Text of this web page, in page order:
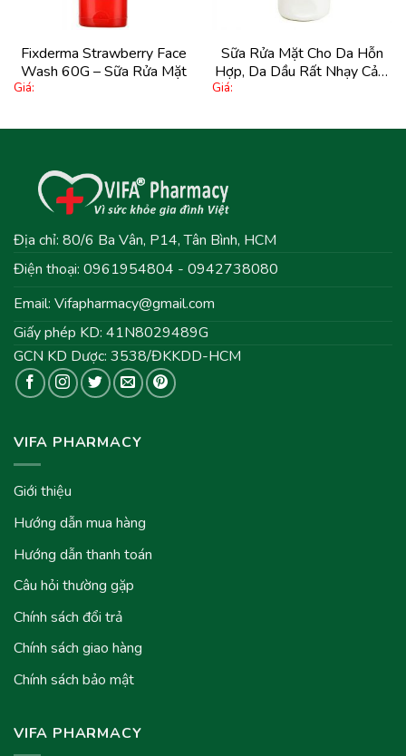
Fixderma Strawberry Face
Wash 60G – Sữa Rửa Mặt
Giá:
Sữa Rửa Mặt Cho Da Hỗn
Hợp, Da Dầu Rất Nhạy Cảm
La Roche-Posay Toleriane
Giá:
Địa chỉ: 80/6 Ba Vân, P14, Tân Bình, HCM
Điện thoại: 0961954804 - 0942738080
Email: Vifapharmacy@gmail.com
Giấy phép KD: 41N8029489G
GCN KD Dược: 3538/ĐKKDD-HCM
VIFA PHARMACY
Giới thiệu
Hướng dẫn mua hàng
Hướng dẫn thanh toán
Câu hỏi thường gặp
Chính sách đổi trả
Chính sách giao hàng
Chính sách bảo mật
VIFA PHARMACY